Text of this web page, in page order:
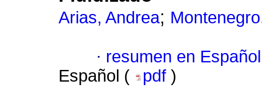
Arias, Andrea;
· resumen en Español
Español (
pdf )